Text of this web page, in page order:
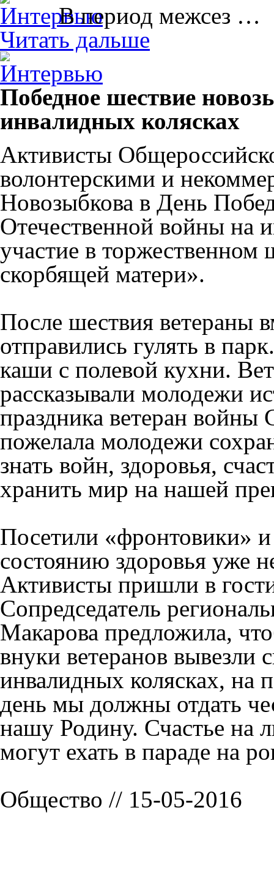
В период межсез …
Читать дальше
Победное шествие
инвалидных колясках
Активисты
волонтерскими и
Новозыбкова в День
Отечественной войны на
участие в
скорбящей матери».
После шествия ветераны
отправились гулять в
каши с полевой кухни.
рассказывали молодежи
праздника ветеран
пожелала молодежи
знать войн, здоровья,
хранить мир на нашей
Посетили «фронтовики»
состоянию здоровья уже
Активисты пришли в
Сопредседатель
Макарова предложила,
внуки ветеранов вывезли
инвалидных колясках, на
день мы должны отдать
нашу Родину. Счастье на
могут ехать в параде на
Общество // 15-05-2016